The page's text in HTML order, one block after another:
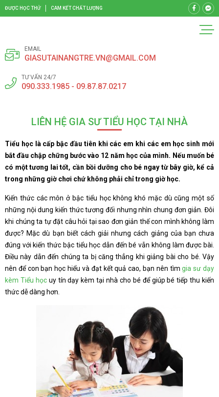
ĐƯỢC HỌC THỬ CAM KẾT CHẤT LƯỢNG
EMAIL
GIASUTAINANGTRE.VN@GMAIL.COM
TƯ VẤN 24/7
090.333.1985 - 09.87.87.0217
LIÊN HỆ GIA SƯ TIỂU HỌC TẠI NHÀ
Tiểu học là cấp bậc đầu tiên khi các em khi các em học sinh mới
bắt đầu chập chững bước vào 12 năm học của mình. Nếu muốn bé
có một tương lai tốt, cần bồi dưỡng cho bé ngay từ bây giờ, kể cả
trong những giờ chơi chứ không phải chỉ trong giờ học.
Kiến thức các môn ở bậc tiểu học không khó mặc dù cũng một số
những nội dung kiến thức tương đối nhưng nhìn chung đơn giản. Đôi
khi chúng ta tự đặt câu hỏi tại sao đơn giản thế con mình không làm
được? Mặc dù bạn biết cách giải nhưng cách giảng của bạn chưa
đúng với kiến thức bậc tiểu học dẫn đến bé vẫn không làm được bài.
Điều này dẫn đến chúng ta bị căng thẳng khi giảng bài cho bé. Vậy
nên để con bạn học hiểu và đạt kết quả cao, bạn nên tìmgia sư dạy
kèm Tiểu họcuy tín dạy kèm tại nhà cho bé để giúp bé tiếp thu kiến
thức dễ dàng hơn.